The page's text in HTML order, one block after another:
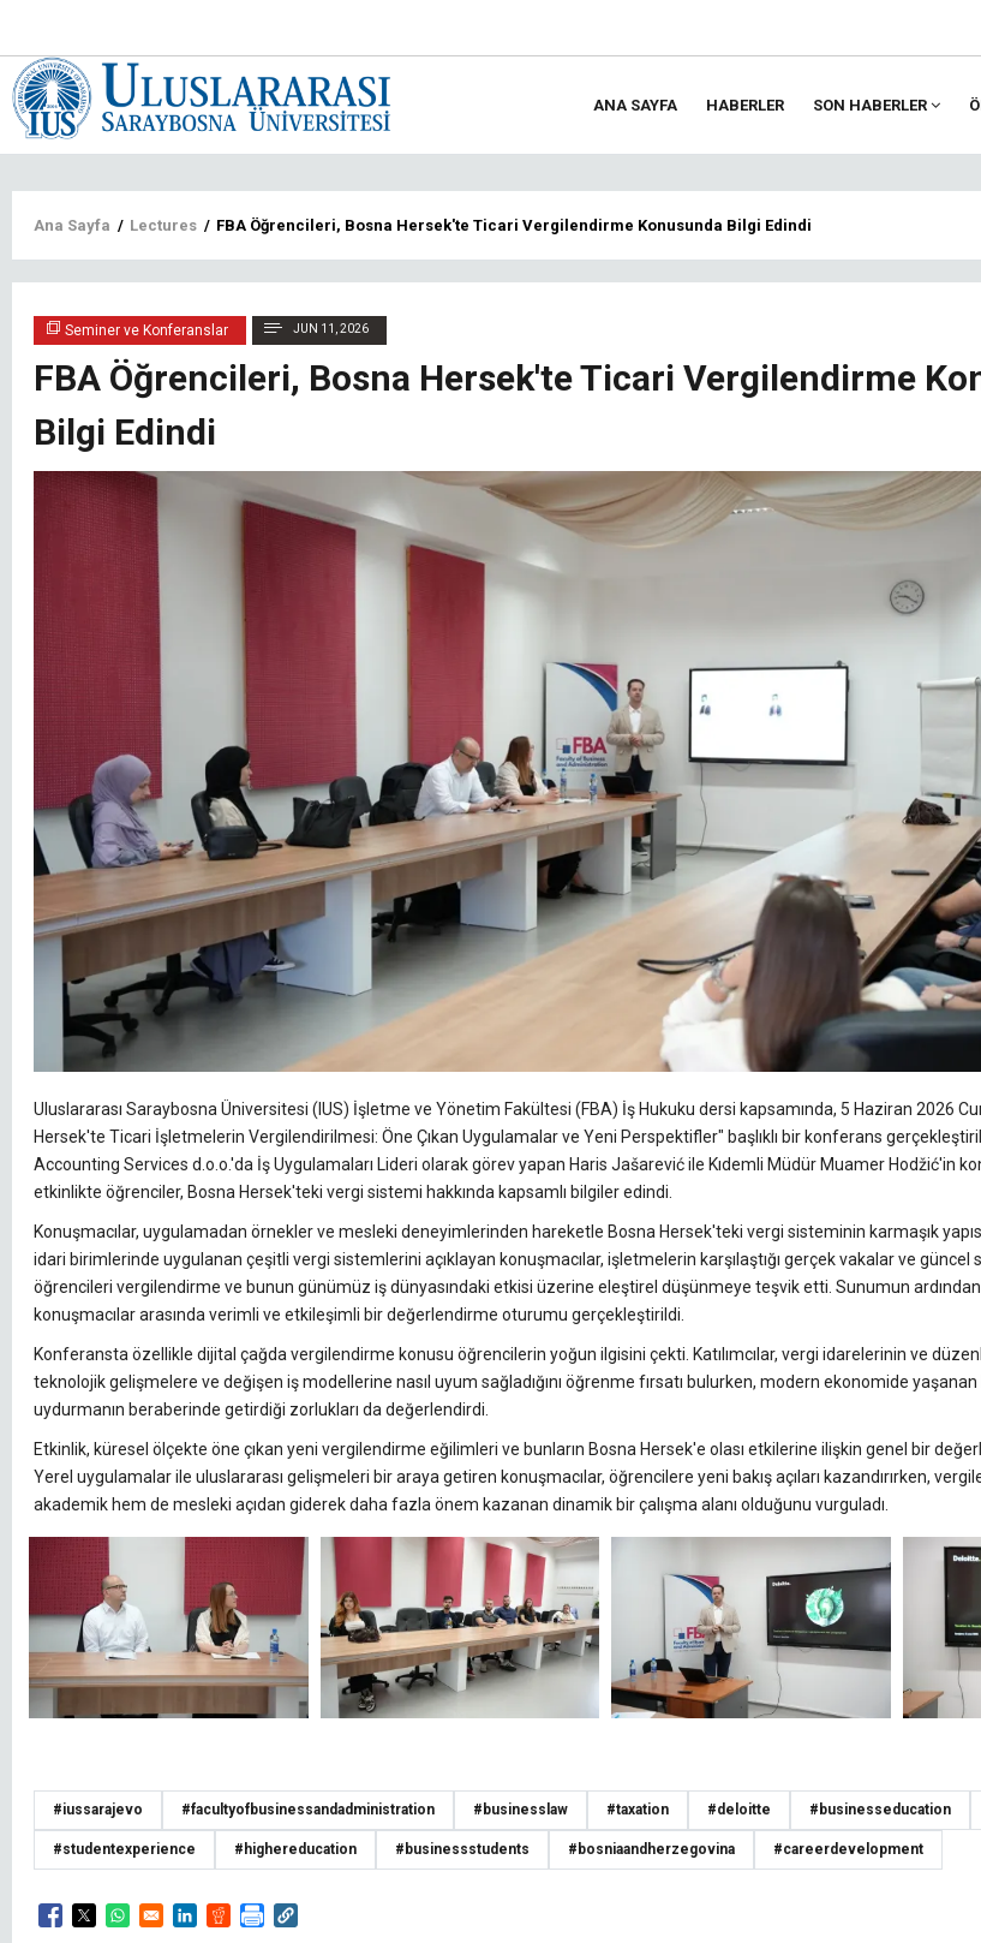
ANA SAYFA HABERLER SON HABERLER
Sayfa
yolu
Ana Sayfa / Lectures / FBA Öğrencileri, Bosna Hersek'te Ticari Vergilendirme Konusunda Bilgi Edindi
Seminer ve Konferanslar JUN 11, 2026
FBA Öğrencileri, Bosna Hersek'te Ticari Vergilendirme
Bilgi Edindi
Uluslararası Saraybosna Üniversitesi (IUS) İşletme ve Yönetim Fakültesi (FBA) İş Hukuku dersi kapsamında, 5 Haziran 2026
Hersek'te Ticari İşletmelerin Vergilendirilmesi: Öne Çıkan Uygulamalar ve Yeni Perspektifler" başlıklı bir konferans
Accounting Services d.o.o.'da İş Uygulamaları Lideri olarak görev yapan Haris Jašarević ile Kıdemli Müdür Muamer Hodžić'in
etkinlikte öğrenciler, Bosna Hersek'teki vergi sistemi hakkında kapsamlı bilgiler edindi.
Konuşmacılar, uygulamadan örnekler ve mesleki deneyimlerinden hareketle Bosna Hersek'teki vergi sisteminin karmaşık
idari birimlerinde uygulanan çeşitli vergi sistemlerini açıklayan konuşmacılar, işletmelerin karşılaştığı gerçek vakalar ve güncel
öğrencileri vergilendirme ve bunun günümüz iş dünyasındaki etkisi üzerine eleştirel düşünmeye teşvik etti. Sunumun
konuşmacılar arasında verimli ve etkileşimli bir değerlendirme oturumu gerçekleştirildi.
Konferansta özellikle dijital çağda vergilendirme konusu öğrencilerin yoğun ilgisini çekti. Katılımcılar, vergi idarelerinin ve
teknolojik gelişmelere ve değişen iş modellerine nasıl uyum sağladığını öğrenme fırsatı bulurken, modern ekonomide yaşanan
uydurmanın beraberinde getirdiği zorlukları da değerlendirdi.
Etkinlik, küresel ölçekte öne çıkan yeni vergilendirme eğilimleri ve bunların Bosna Hersek'e olası etkilerine ilişkin genel bir
Yerel uygulamalar ile uluslararası gelişmeleri bir araya getiren konuşmacılar, öğrencilere yeni bakış açıları kazandırırken,
akademik hem de mesleki açıdan giderek daha fazla önem kazanan dinamik bir çalışma alanı olduğunu vurguladı.
#iussarajevo #facultyofbusinessandadministration #businesslaw #taxation #deloitte #businesseducation
#studentexperience #highereducation #businessstudents #bosniaandherzegovina #careerdevelopment
Opens in a new window
Opens in a new window
Opens in a new window
Opens in a new window
Opens in a new window